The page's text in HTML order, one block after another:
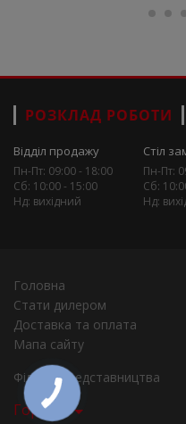
РОЗКЛАД РОБОТИ
Відділ продажу
Пн-Пт: 09:00 - 18:00
Сб: 10:00 - 15:00
Нд: вихідний
Стіл
Пн-Пт:
Сб:
Нд:
Головна
Стати дилером
Доставка та оплата
Мапа сайту
Філії та представництва
Города